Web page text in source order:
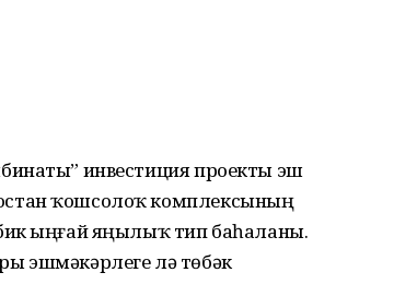
инвестиция проекты эш
ҡошсолоҡ комплексының
ыңғай яңылыҡ тип баһаланы.
эшмәкәрлеге лә төбәк